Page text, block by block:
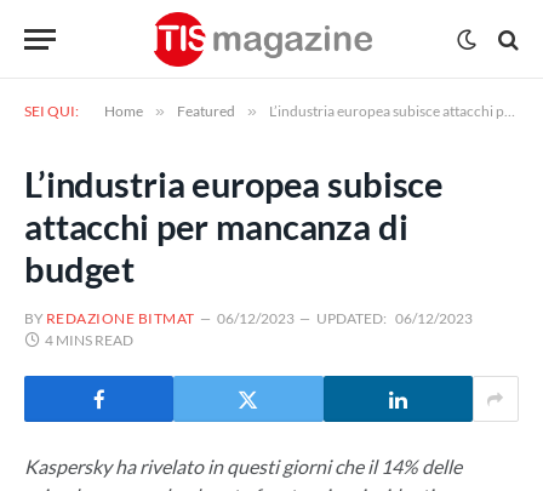
SEI QUI: Home » Featured » L’industria europea subisce attacchi per mancanza di budget
L’industria europea subisce
attacchi per mancanza di
budget
BY REDAZIONE BITMAT 06/12/2023 UPDATED: 06/12/2023
4 MINS READ
Kaspersky ha rivelato in questi giorni che il 14% delle